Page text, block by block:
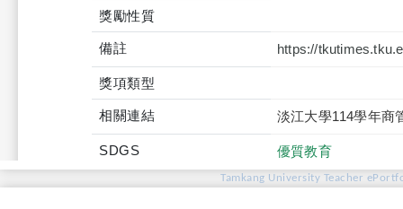
獎勵性質
備註 https://
獎項類型
相關連結 淡江大學114學年商
SDGS 優質教育
Tamkang University Teacher